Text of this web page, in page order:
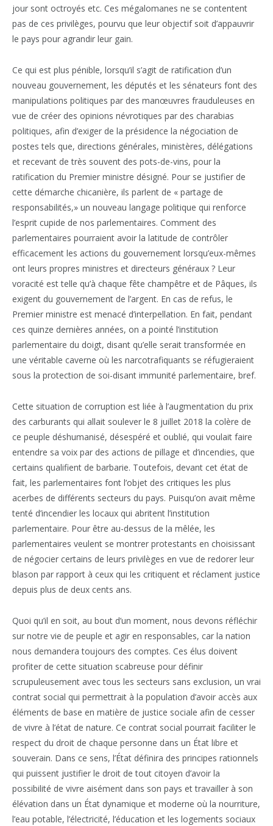
jour sont octroyés etc. Ces mégalomanes ne se contentent
pas de ces privilèges, pourvu que leur objectif soit d’appauvrir
le pays pour agrandir leur gain.
Ce qui est plus pénible, lorsqu’il s’agit de ratification d’un
nouveau gouvernement, les députés et les sénateurs font des
manipulations politiques par des manœuvres frauduleuses en
vue de créer des opinions névrotiques par des charabias
politiques, afin d’exiger de la présidence la négociation de
postes tels que, directions générales, ministères, délégations
et recevant de très souvent des pots-de-vins, pour la
ratification du Premier ministre désigné. Pour se justifier de
cette démarche chicanière, ils parlent de « partage de
responsabilités,» un nouveau langage politique qui renforce
l’esprit cupide de nos parlementaires. Comment des
parlementaires pourraient avoir la latitude de contrôler
efficacement les actions du gouvernement lorsqu’eux-mêmes
ont leurs propres ministres et directeurs généraux ? Leur
voracité est telle qu’à chaque fête champêtre et de Pâques, ils
exigent du gouvernement de l’argent. En cas de refus, le
Premier ministre est menacé d’interpellation. En fait, pendant
ces quinze dernières années, on a pointé l’institution
parlementaire du doigt, disant qu’elle serait transformée en
une véritable caverne où les narcotrafiquants se réfugieraient
sous la protection de soi-disant immunité parlementaire, bref.
Cette situation de corruption est liée à l’augmentation du prix
des carburants qui allait soulever le 8 juillet 2018 la colère de
ce peuple déshumanisé, désespéré et oublié, qui voulait faire
entendre sa voix par des actions de pillage et d’incendies, que
certains qualifient de barbarie. Toutefois, devant cet état de
fait, les parlementaires font l’objet des critiques les plus
acerbes de différents secteurs du pays. Puisqu’on avait même
tenté d’incendier les locaux qui abritent l’institution
parlementaire. Pour être au-dessus de la mêlée, les
parlementaires veulent se montrer protestants en choisissant
de négocier certains de leurs privilèges en vue de redorer leur
blason par rapport à ceux qui les critiquent et réclament justice
depuis plus de deux cents ans.
Quoi qu’il en soit, au bout d’un moment, nous devons réfléchir
sur notre vie de peuple et agir en responsables, car la nation
nous demandera toujours des comptes. Ces élus doivent
profiter de cette situation scabreuse pour définir
scrupuleusement avec tous les secteurs sans exclusion, un vrai
contrat social qui permettrait à la population d’avoir accès aux
éléments de base en matière de justice sociale afin de cesser
de vivre à l’état de nature. Ce contrat social pourrait faciliter le
respect du droit de chaque personne dans un État libre et
souverain. Dans ce sens, l’État définira des principes rationnels
qui puissent justifier le droit de tout citoyen d’avoir la
possibilité de vivre aisément dans son pays et travailler à son
élévation dans un État dynamique et moderne où la nourriture,
l’eau potable, l’électricité, l’éducation et les logements sociaux